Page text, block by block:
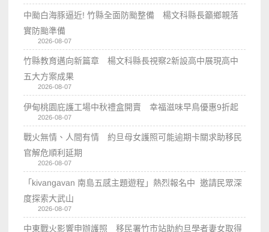
中颱白海豚逼近! 竹縣全面防颱整備 楊文科縣長籲鄉親落
實防颱準備
2026-08-07
竹縣教育邁向新篇章 楊文科縣長視察2新設高中展現高中
五大方案成果
2026-08-07
伊甸桃園庇護工場中秋禮盒開賣 幸福滋味早鳥優惠9折起
2026-08-07
戰火無情、人間有情 約旦母女護照可能逾期卡關求助移民
官解危順利延期
2026-08-07
「kivangavan 南島五感主題遊程」熱烈報名中 邀請民眾深
度探索大武山
2026-08-07
中東戰火影響申辦護照 移民署竹市站助約旦學者妻女取得